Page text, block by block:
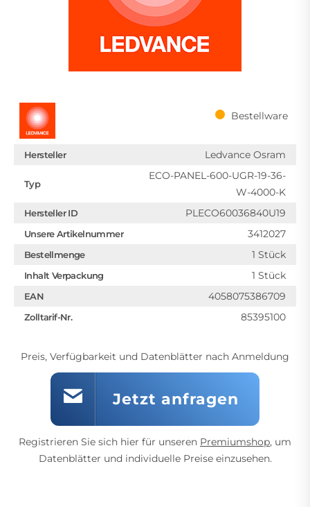
Bestellware
Hersteller Ledvance Osram
Typ
ECO-PANEL-600-UGR-19-36-
W-4000-K
Hersteller ID PLECO60036840U19
Unsere Artikelnummer 3412027
Bestellmenge 1 Stück
Inhalt Verpackung 1 Stück
EAN 4058075386709
Zolltarif-Nr. 85395100
Preis, Verfügbarkeit und Datenblätter nach Anmeldung
Jetzt anfragen
Registrieren Sie sich hier für unseren Premiumshop, um
Datenblätter und individuelle Preise einzusehen.